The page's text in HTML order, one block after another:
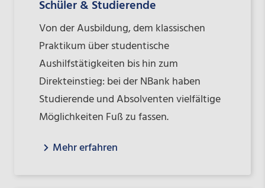
Schüler & Studierende
Von der Ausbildung, dem klassischen
Praktikum über studentische
Aushilfstätigkeiten bis hin zum
Direkteinstieg: bei der NBank haben
Studierende und Absolventen vielfältige
Möglichkeiten Fuß zu fassen.
Mehr erfahren